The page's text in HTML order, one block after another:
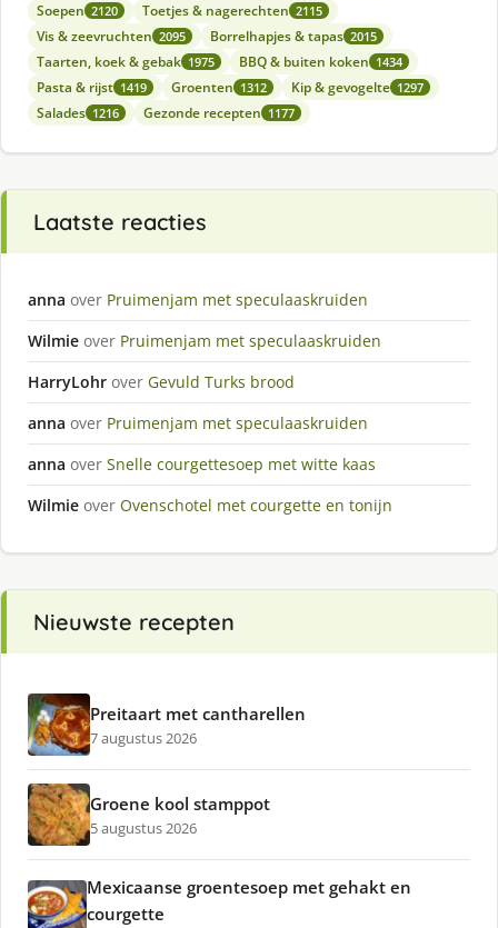
Soepen 2120 Toetjes & nagerechten 2115
Vis & zeevruchten 2095 Borrelhapjes & tapas 2015
Taarten, koek & gebak 1975 BBQ & buiten koken 1434
Pasta & rijst 1419 Groenten 1312 Kip & gevogelte 1297
Salades 1216 Gezonde recepten 1177
Laatste reacties
anna over Pruimenjam met speculaaskruiden
Wilmie over Pruimenjam met speculaaskruiden
HarryLohr over Gevuld Turks brood
anna over Pruimenjam met speculaaskruiden
anna over Snelle courgettesoep met witte kaas
Wilmie over Ovenschotel met courgette en tonijn
Nieuwste recepten
Preitaart met cantharellen
7 augustus 2026
Groene kool stamppot
5 augustus 2026
Mexicaanse groentesoep met gehakt en
courgette